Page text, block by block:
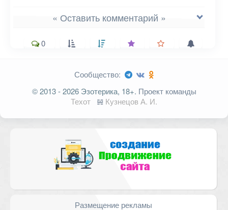
« Оставить комментарий »
Ваш адрес email не будет
опубликован.
Обязательные поля
Комментарий
0
Сообщество:
© 2013 - 2026 Эзотерика, 18+. Проект команды
Техот
𝌴 Кузнецов А. И.
Размещение рекламы